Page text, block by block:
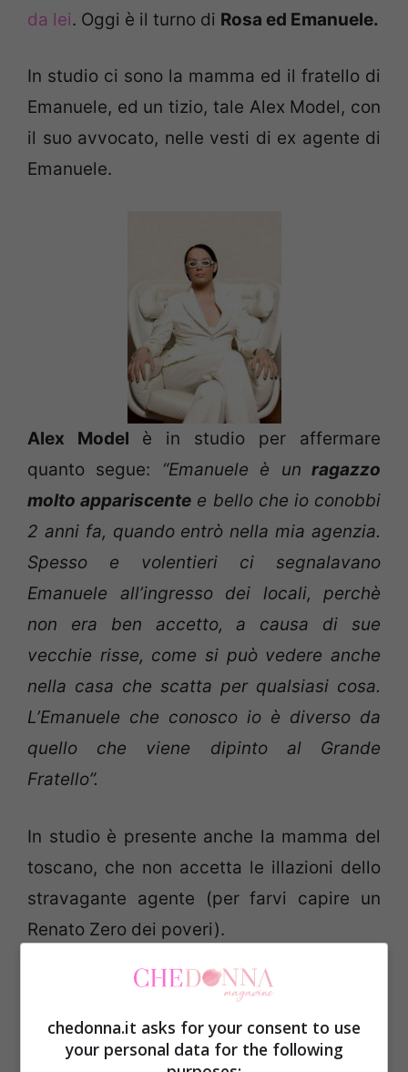
da lei. Oggi è il turno di Rosa ed Emanuele.
In studio ci sono la mamma ed il fratello di
Emanuele, ed un tizio, tale Alex Model, con
il suo avvocato, nelle vesti di ex agente di
Emanuele.
Alex Model è in studio per affermare
quanto segue: “Emanuele è un ragazzo
molto appariscente e bello che io conobbi
2 anni fa, quando entrò nella mia agenzia.
Spesso e volentieri ci segnalavano
Emanuele all’ingresso dei locali, perchè
non era ben accetto, a causa di sue
vecchie risse, come si può vedere anche
nella casa che scatta per qualsiasi cosa.
L’Emanuele che conosco io è diverso da
quello che viene dipinto al Grande
Fratello”.
In studio è presente anche la mamma del
toscano, che non accetta le illazioni dello
stravagante agente (per farvi capire un
Renato Zero dei poveri).
“Lì c’è una ragazza che si sta innamorando
di lui –
continua Alex
fuori c’è un’altra donna con la quale lui è
chedonna.it asks for your consent to use
your personal data for the following